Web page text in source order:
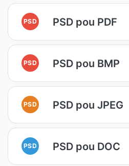
PSD PSD pou PDF
PSD PSD pou BMP
PSD PSD pou JPEG
PSD PSD pou DOC